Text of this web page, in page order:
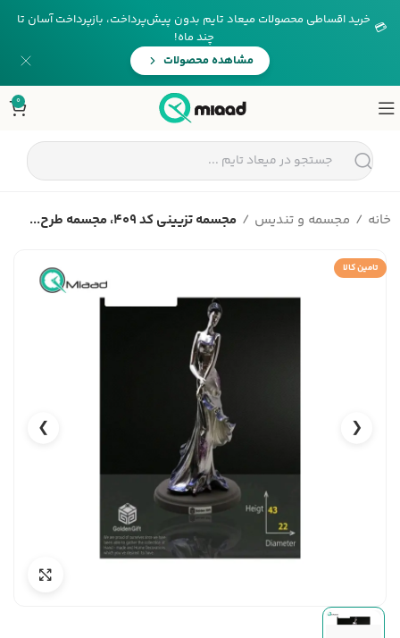
💳 خرید اقساطی محصولات میعاد تایم بدون پیش‌پرداخت، بازپرداخت آسان تا
چند ماه!
مشاهده محصولات
0
خانه مجسمه و تندیس مجسمه تزیینی کد 409، مجسمه طرح...
تامین کالا
❮
❯